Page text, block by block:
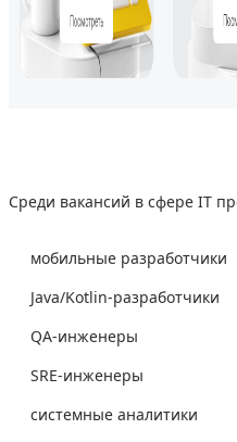
Среди вакансий в сфере IT
мобильные разработчики
Java/Kotlin-разработчики
QA-инженеры
SRE-инженеры
системные аналитики